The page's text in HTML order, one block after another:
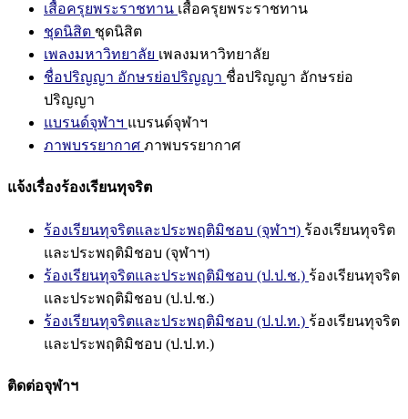
เสื้อครุยพระราชทาน เสื้อครุยพระราชทาน
ชุดนิสิต ชุดนิสิต
เพลงมหาวิทยาลัย เพลงมหาวิทยาลัย
ชื่อปริญญา อักษรย่อปริญญา ชื่อปริญญา อักษรย่อ
ปริญญา
แบรนด์จุฬาฯ แบรนด์จุฬาฯ
ภาพบรรยากาศ ภาพบรรยากาศ
แจ้งเรื่องร้องเรียนทุจริต
ร้องเรียนทุจริตและประพฤติมิชอบ (จุฬาฯ) ร้องเรียนทุจริต
และประพฤติมิชอบ (จุฬาฯ)
ร้องเรียนทุจริตและประพฤติมิชอบ (ป.ป.ช.) ร้องเรียนทุจริต
และประพฤติมิชอบ (ป.ป.ช.)
ร้องเรียนทุจริตและประพฤติมิชอบ (ป.ป.ท.) ร้องเรียนทุจริต
และประพฤติมิชอบ (ป.ป.ท.)
ติดต่อจุฬาฯ